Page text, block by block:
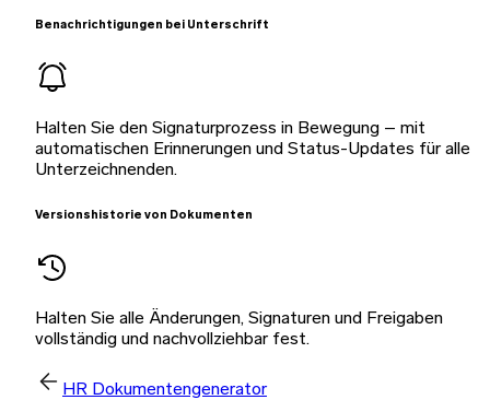
Benachrichtigungen bei Unterschrift
Halten Sie den Signaturprozess in Bewegung – mit
automatischen Erinnerungen und Status-Updates für alle
Unterzeichnenden.
Versionshistorie von Dokumenten
Halten Sie alle Änderungen, Signaturen und Freigaben
vollständig und nachvollziehbar fest.
HR Dokumentengenerator